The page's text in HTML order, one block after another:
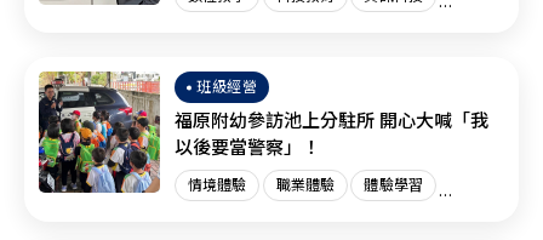
班級經營
福原附幼參訪池上分駐所 開心大喊「我
以後要當警察」！
情境體驗 職業體驗 體驗學習